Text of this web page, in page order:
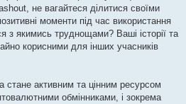
не вагайтеся ділитися своїми
моменти під час використання
з якимись труднощами? Ваші історії та
корисними для інших учасників
активним та цінним ресурсом
обмінниками, і зокрема